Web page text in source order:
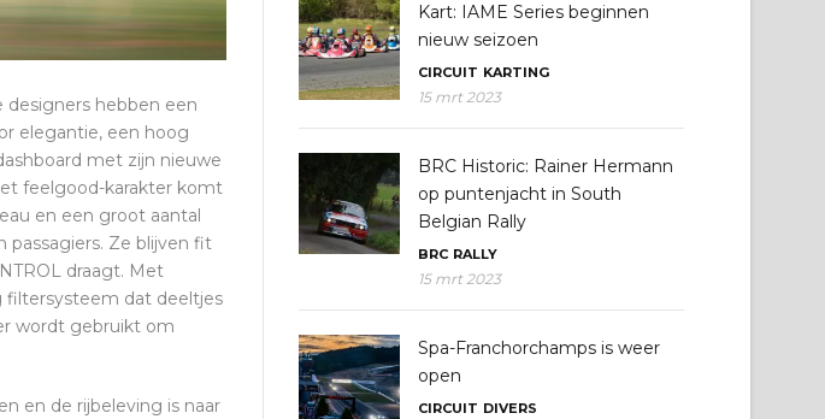
designers hebben een
elegantie, een hoog
met zijn nieuwe
feelgood-karakter komt
en een groot aantal
passagiers. Ze blijven fit
draagt. Met
filtersysteem dat deeltjes
wordt gebruikt om
en de rijbeleving is naar
Kart: IAME Series beginnen
nieuw seizoen
CIRCUIT KARTING
15 mrt 2023
BRC Historic: Rainer Hermann
op puntenjacht in South
Belgian Rally
BRC RALLY
15 mrt 2023
Spa-Franchorchamps is weer
open
CIRCUIT DIVERS